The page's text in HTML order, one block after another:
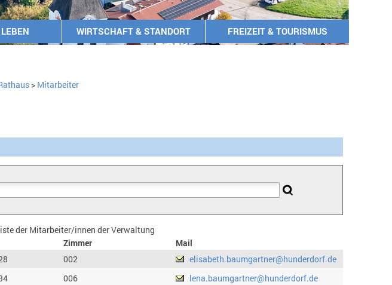
WIRTSCHAFT & STANDORT FREIZEIT & TOURISMUS
> Mitarbeiter
der Mitarbeiter/innen der Verwaltung
Zimmer
Mail
002
elisabeth.baumgartner@hunderdorf.de
006
lena.baumgartner@hunderdorf.de